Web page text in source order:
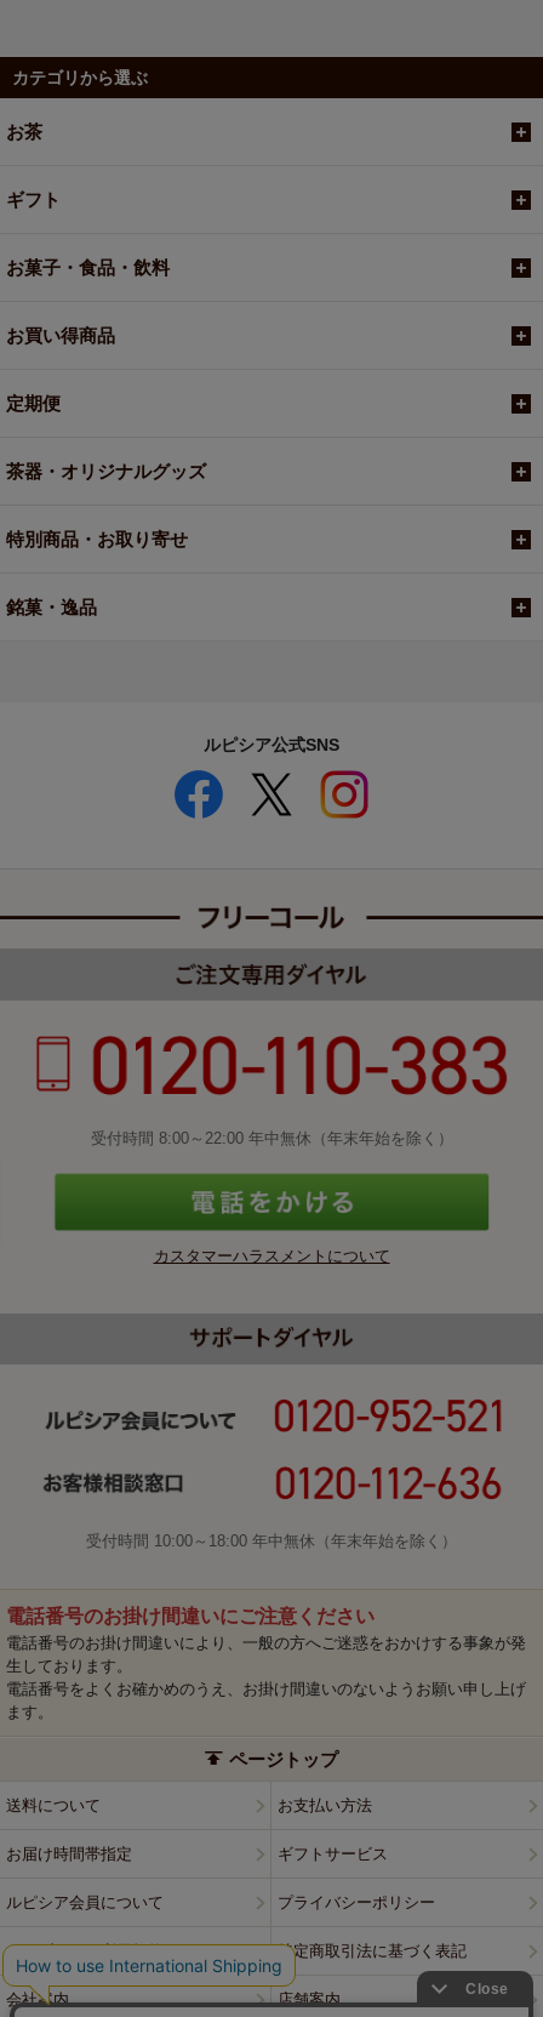
カテゴリから選ぶ
お茶
ギフト
お菓子・食品・飲料
お買い得商品
定期便
茶器・オリジナルグッズ
特別商品・お取り寄せ
銘菓・逸品
ルピシア公式SNS
受付時間 8:00～22:00 年中無休（年末年始を除く）
カスタマーハラスメントについて
受付時間 10:00～18:00 年中無休（年末年始を除く）
電話番号のお掛け間違いにご注意ください
電話番号のお掛け間違いにより、一般の方へご迷惑をおかけする事象が発
生しております。
電話番号をよくお確かめのうえ、お掛け間違いのないようお願い申し上げ
ます。
ページトップ
送料について お支払い方法
お届け時間帯指定 ギフトサービス
ルピシア会員について プライバシーポリシー
ウェブサイト利用規約 特定商取引法に基づく表記
会社案内 店舗案内